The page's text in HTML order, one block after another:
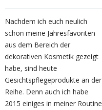
Nachdem ich euch neulich
schon meine Jahresfavoriten
aus dem Bereich der
dekorativen Kosmetik gezeigt
habe, sind heute
Gesichtspflegeprodukte an der
Reihe. Denn auch ich habe
2015 einiges in meiner Routine